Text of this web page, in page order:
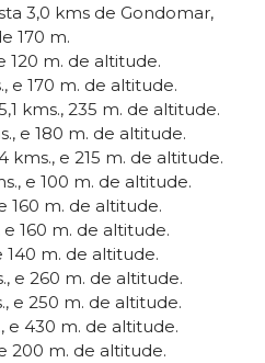
3,0 kms de Gondomar,
170 m.
120 m. de altitude.
e 170 m. de altitude.
kms., 235 m. de altitude.
e 180 m. de altitude.
kms., e 215 m. de altitude.
e 100 m. de altitude.
160 m. de altitude.
e 160 m. de altitude.
140 m. de altitude.
e 260 m. de altitude.
e 250 m. de altitude.
e 430 m. de altitude.
200 m. de altitude.